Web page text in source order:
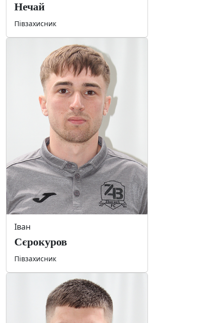
Нечай
Півзахисник
Іван
Сєрокуров
Півзахисник